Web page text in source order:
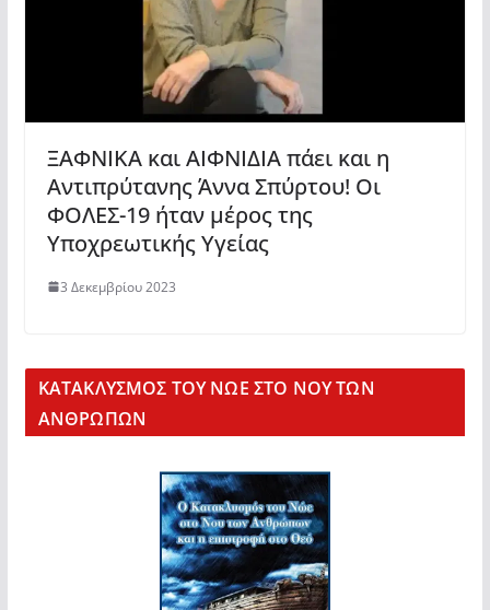
ΞΑΦΝΙΚΑ και ΑΙΦΝΙΔΙΑ πάει και η
Αντιπρύτανης Άννα Σπύρτου! Οι
ΦΟΛΕΣ-19 ήταν μέρος της
Υποχρεωτικής Υγείας
3 Δεκεμβρίου 2023
KΑΤΑΚΛΥΣΜΟΣ ΤΟΥ ΝΩΕ ΣΤΟ ΝΟΥ ΤΩΝ
ΑΝΘΡΩΠΩΝ